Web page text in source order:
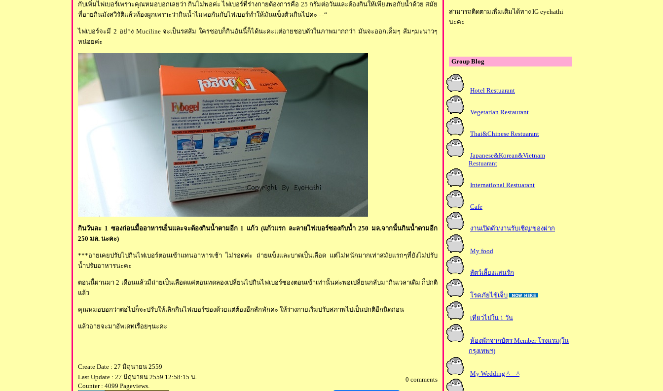
กับเพิ่มไฟเบอร์เพราะคุณหมอบอกเลยว่า กินไม่พอค่ะ ไฟเบอร์ที่ร่างกายต้องการคือ 25 กรัมต่อวันและต้องกินให้เพียงพอกับน้ำด้วย สมั
ที่อายกินมังสวิรัติแล้วท้องผูกเพราะว่ากินน้ำไม่พอกันกับไฟเบอร์ทำให้มันแข็งตัวเกินไปค่ะ - -“
ไฟเบอร์จะมี 2 อย่าง Muciline จะเป็นรสส้ม ใครชอบก็กินอันนี้ก็ได้นะคะแต่อายชอบตัวในภาพมากกว่า มันจะออกเค็มๆ ส้มๆมะนาวๆ
หน่อยค่ะ
กินวันละ 1 ซองก่อนมื้ออาหารเย็นและจะต้องกินน้ำตามอีก 1 แก้ว (แก้วแรก ละลายไฟเบอร์ซองกับน้ำ 250 มล.จากนั้นกินน้ำตามอีก
250 มล. นะคะ)
***อายเคยปรับไปกินไฟเบอร์ตอนเช้าแทนอาหารเช้า ไม่รอดค่ะ ถ่ายแข็งและบาดเป็นเลือด แต่ไม่หนักมากเท่าสมัยแรกๆที่ยังไม่ปรับ
น้ำปรับอาหารนะคะ
ตอนนี้ผ่านมา 2 เดือนแล้วมีถ่ายเป็นเลือดแค่ตอนทดลองเปลี่ยนไปกินไฟเบอร์ซองตอนเช้าเท่านั้นค่ะพอเปลี่ยนกลับมากินเวลาเดิม ก็ปกติ
ล้ว
คุณหมอบอกว่าต่อไปก็จะปรับให้เลิกกินไฟเบอร์ซองด้วยแต่ต้องอีกสักพักค่ะ ให้ร่างกายเริ่มปรับสภาพไปเป็นปกติอีกนิดก่อน
ล้วอายจะมาอัพเดทเรื่อยๆนะคะ
Create Date : 27 มิถุนายน 2559
Last Update : 27 มิถุนายน 2559 12:58:15 น.
Counter : 4099 Pageviews.
0 comments
สามารถติดตามเพิ่มเติมได้ทาง IG eyehathi
นะคะ
Group Blog
Hotel Restuarant
Vegetarian Restaurant
Thai&Chinese Restuarant
Japanese&Korean&Vietnam
Restuarant
International Restuarant
Cafe
งานเปิดตัว/งานรับเชิญ/ของฝาก
My food
สัตว์เลี้ยงแสนรัก
รคภัยไข้เจ็บ
เที่ยวไปใน 1 วัน
ห้องพักจากบัตร Member โรงแรม(ใน
กรุงเทพฯ)
My Wedding ^__^